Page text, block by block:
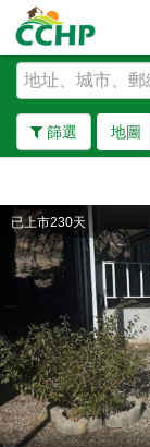
篩選 地圖
去除邊界
已上市230天